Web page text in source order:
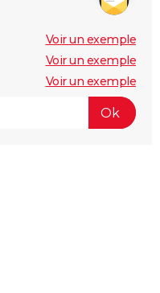
Voir un exemple
Voir un exemple
Voir un exemple